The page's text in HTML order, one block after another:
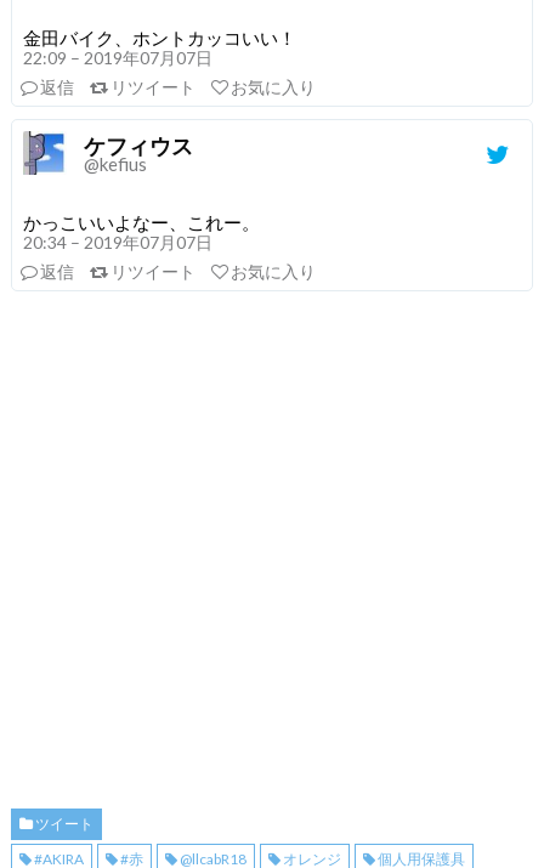
金田バイク、ホントカッコいい！
22:09 – 2019年07月07日
返信
リツイート お気に入り
ケフィウス
@kefius
かっこいいよなー、これー。
20:34 – 2019年07月07日
返信
リツイート お気に入り
ツイート
#AKIRA
#赤 @llcabR18 オレンジ 個人用保護具